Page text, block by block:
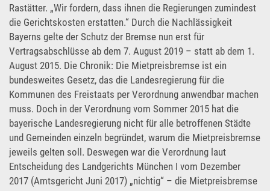
Rastätter. „Wir fordern, dass ihnen die Regierungen zumindest
die Gerichtskosten erstatten.“ Durch die Nachlässigkeit
Bayerns gelte der Schutz der Bremse nun erst für
Vertragsabschlüsse ab dem 7. August 2019 – statt ab dem 1.
August 2015. Die Chronik: Die Mietpreisbremse ist ein
bundesweites Gesetz, das die Landesregierung für die
Kommunen des Freistaats per Verordnung anwendbar machen
muss. Doch in der Verordnung vom Sommer 2015 hat die
bayerische Landesregierung nicht für alle betroffenen Städte
und Gemeinden einzeln begründet, warum die Mietpreisbremse
jeweils gelten soll. Deswegen war die Verordnung laut
Entscheidung des Landgerichts München I vom Dezember
2017 (Amtsgericht Juni 2017) „nichtig“ – die Mietpreisbremse